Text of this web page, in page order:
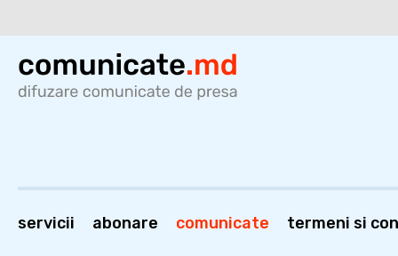
servicii abonare comunicate termeni si